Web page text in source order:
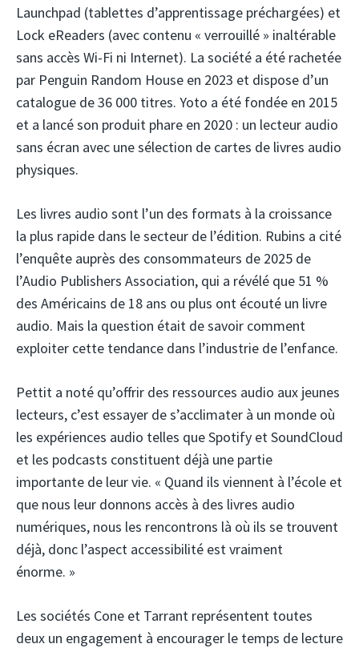
Launchpad (tablettes d’apprentissage préchargées) et
Lock eReaders (avec contenu « verrouillé » inaltérable
sans accès Wi-Fi ni Internet). La société a été rachetée
par Penguin Random House en 2023 et dispose d’un
catalogue de 36 000 titres. Yoto a été fondée en 2015
et a lancé son produit phare en 2020 : un lecteur audio
sans écran avec une sélection de cartes de livres audio
physiques.
Les livres audio sont l’un des formats à la croissance
la plus rapide dans le secteur de l’édition. Rubins a cité
l’enquête auprès des consommateurs de 2025 de
l’Audio Publishers Association, qui a révélé que 51 %
des Américains de 18 ans ou plus ont écouté un livre
audio. Mais la question était de savoir comment
exploiter cette tendance dans l’industrie de l’enfance.
Pettit a noté qu’offrir des ressources audio aux jeunes
lecteurs, c’est essayer de s’acclimater à un monde où
les expériences audio telles que Spotify et SoundCloud
et les podcasts constituent déjà une partie
importante de leur vie. « ​​Quand ils viennent à l’école et
que nous leur donnons accès à des livres audio
numériques, nous les rencontrons là où ils se trouvent
déjà, donc l’aspect accessibilité est vraiment
énorme. »
Les sociétés Cone et Tarrant représentent toutes
deux un engagement à encourager le temps de lecture